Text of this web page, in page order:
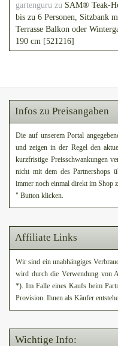
gartenguru zu SAM® Teak-
bis zu 6 Personen, Sitzbank
Terrasse Balkon oder
190 cm [521216]
Infos zu Preisangaben
Die auf unserem Portal
und zeigen in der Regel den
kurzfristige Preisschwankungen
nicht mit dem des Partnershops
immer noch einmal direkt im Shop
" Button klicken.
Affiliate Links
Wir sind ein unabhängiges
wird durch die Verwendung von
*). Im Falle eines Kaufs beim
Provision. Ihnen als Käufer
Wichtige Info: